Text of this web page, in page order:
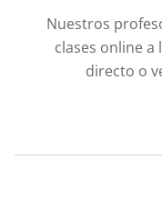
Nuestros
clases online a
directo o